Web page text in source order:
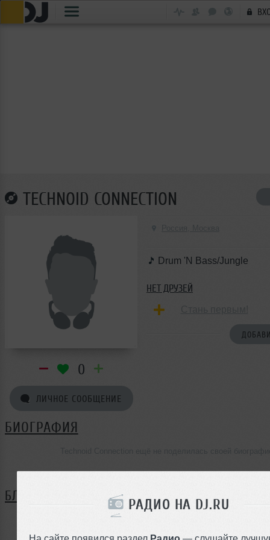
РАДИО НА DJ.RU
На сайте появился раздел Радио — слушайте
TECHNOID CONNECTION
0
ЛИЧНОЕ СООБЩЕНИЕ
Drum 'N Bass/Jungle
НЕТ ДРУЗЕЙ
БИОГРАФИЯ
БЛОГ